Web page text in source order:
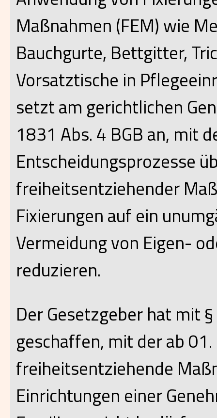
Maßnahmen (FEM) wie
Bauchgurte, Bettgitter,
Vorsatztische in
setzt am gerichtlichen
1831 Abs. 4 BGB an, mit
Entscheidungsprozesse
freiheitsentziehender
Fixierungen auf ein
Vermeidung von Eigen-
reduzieren.
Der Gesetzgeber hat mit
geschaffen, mit der ab
freiheitsentziehende
Einrichtungen einer